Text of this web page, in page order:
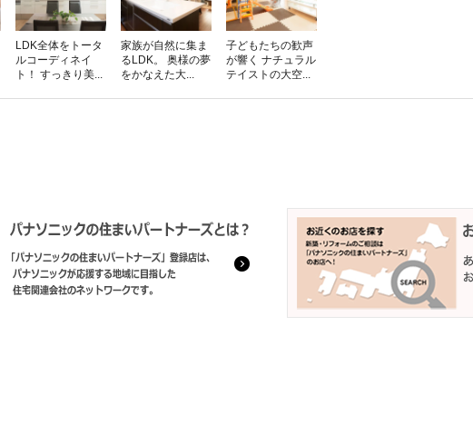
LDK全体をトータ
ルコーディネイ
ト！ すっきり美...
家族が自然に集ま
るLDK。 奥様の夢
をかなえた大...
子どもたちの歓声
が響く ナチュラル
テイストの大空...